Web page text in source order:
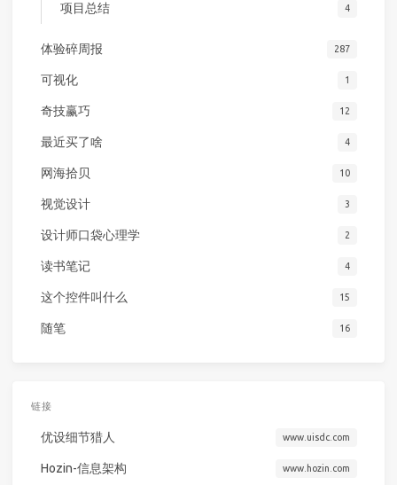
项目总结 4
体验碎周报 287
可视化 1
奇技赢巧 12
最近买了啥 4
网海拾贝 10
视觉设计 3
设计师口袋心理学 2
读书笔记 4
这个控件叫什么 15
随笔 16
链接
优设细节猎人 www.uisdc.com
Hozin-信息架构 www.hozin.com